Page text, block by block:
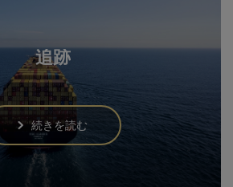
追跡
続きを読む